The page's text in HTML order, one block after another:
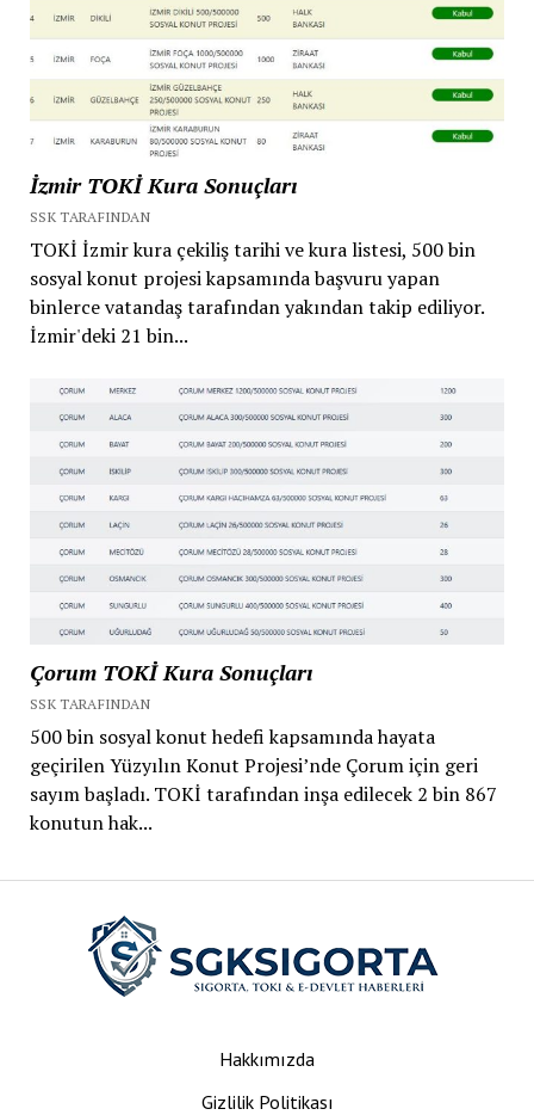
İzmir TOKİ Kura Sonuçları
SSK TARAFINDAN
TOKİ İzmir kura çekiliş tarihi ve kura listesi, 500 bin
sosyal konut projesi kapsamında başvuru yapan
binlerce vatandaş tarafından yakından takip ediliyor.
İzmir'deki 21 bin...
Çorum TOKİ Kura Sonuçları
SSK TARAFINDAN
500 bin sosyal konut hedefi kapsamında hayata
geçirilen Yüzyılın Konut Projesi’nde Çorum için geri
sayım başladı. TOKİ tarafından inşa edilecek 2 bin 867
konutun hak...
Hakkımızda
Gizlilik Politikası